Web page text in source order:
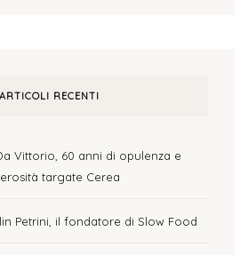
ARTICOLI RECENTI
Vittorio, 60 anni di opulenza e
targate Cerea
Petrini, il fondatore di Slow Food